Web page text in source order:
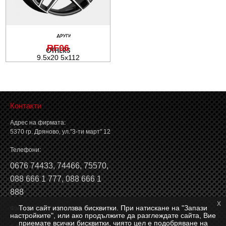
Баланс на автомобилните гуми
RF06
9.5x20 5x112
Контакти
Адрес на фирмата:
5370 гр. Дряново, ул."3-ти март" 12
Телефони:
0676 74433,74466,75570,
088 666 1 777,088 666 1
888
Факс: 0676 74546, 74466
Този сайт използва бисквитки. При натискане на "Запази
настройките", или ако продължите да разглеждате сайта, Вие
приемате всички бисквитки, чиято цел е подобряване на
x